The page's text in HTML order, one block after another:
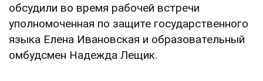
обсудили во время рабочей встречи
уполномоченная по защите государственного
языка Елена Ивановская и образовательный
омбудсмен Надежда Лещик.